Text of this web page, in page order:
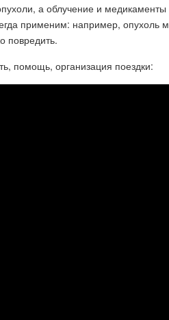
а облучение и
применим: например, опухоль
повредить.
помощь, организация поездки: